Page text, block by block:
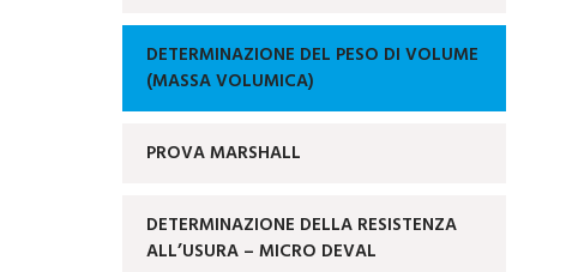
DETERMINAZIONE DEL PESO DI VOLUME
(MASSA VOLUMICA)
PROVA MARSHALL
DETERMINAZIONE DELLA RESISTENZA
ALL’USURA – MICRO DEVAL